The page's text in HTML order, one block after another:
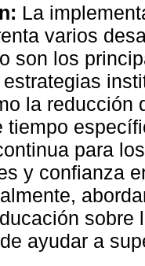
La
varios
son los
la reducción
tiempo
para
y confianza
sobre
ayudar a